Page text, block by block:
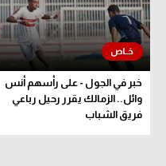
ركن الألعاب
أقسام خاصة
Gamers
خبر في الجول - على رأسهم أنس
وائل.. الزمالك يقرر رحيل رباعي
فريق الشباب